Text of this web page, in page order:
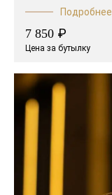
Подробнее
7 850 ₽
Цена за бутылку